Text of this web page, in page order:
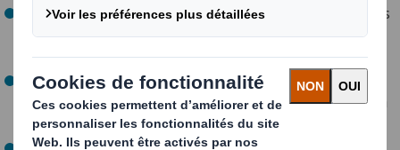
Lesdéchets métalliques: résistants et réutilisables, ils
font partie des emballages durables s’ils bénéficient
d’une éco-conception à partir de matériaux recyclés.
Lesautres types de déchets: tels que le verre,
réutilisable, mais fragile et plutôt énergivore lors de sa
première production.